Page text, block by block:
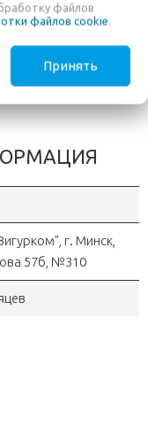
40 мм
г. Минск,
57б, №310
файлов
файлов cookie.
Принять